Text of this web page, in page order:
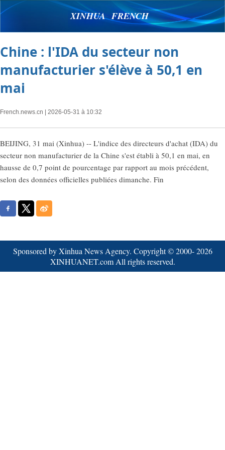
XINHUA FRENCH
Chine : l'IDA du secteur non
manufacturier s'élève à 50,1 en
mai
French.news.cn | 2026-05-31 à 10:32
BEIJING, 31 mai (Xinhua) -- L'indice des directeurs d'achat (IDA) du
secteur non manufacturier de la Chine s'est établi à 50,1 en mai, en
hausse de 0,7 point de pourcentage par rapport au mois précédent,
selon des données officielles publiées dimanche. Fin
Sponsored by Xinhua News Agency. Copyright © 2000-2026
XINHUANET.com All rights reserved.